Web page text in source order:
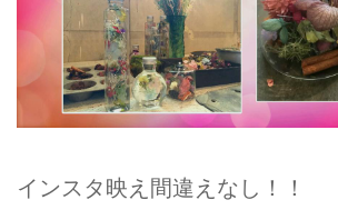
インスタ映え間違えなし！！